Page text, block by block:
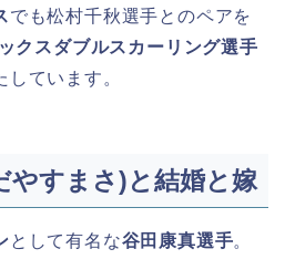
でも松村千秋選手とのペアを
クスダブルスカーリング選手
しています。
やすまさ)と結婚と嫁
として有名な谷田康真選手。